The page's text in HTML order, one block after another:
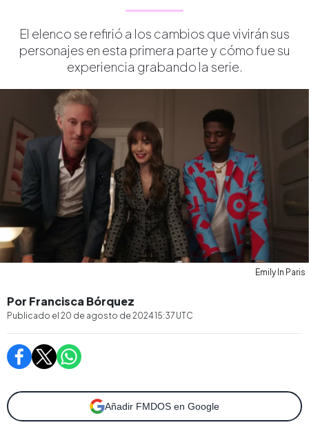
El elenco se refirió a los cambios que vivirán sus
personajes en esta primera parte y cómo fue su
experiencia grabando la serie.
Emily In Paris
Por Francisca Bórquez
Publicado el 20 de agosto de 2024 15:37 UTC
Añadir FMDOS en Google